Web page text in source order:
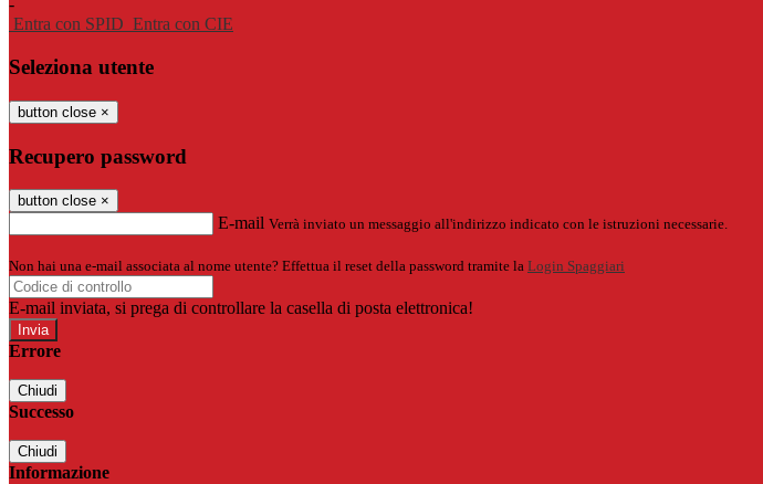
-
Entra con SPID Entra con CIE
Seleziona utente
button close ×
Recupero password
button close ×
E-mail Verrà inviato un messaggio all'indirizzo indicato con le istruzioni necessarie.
Non hai una e-mail associata al nome utente? Effettua il reset della password tramite la Login Spaggiari
E-mail inviata, si prega di controllare la casella di posta elettronica!
Errore
Chiudi
Successo
Chiudi
Informazione